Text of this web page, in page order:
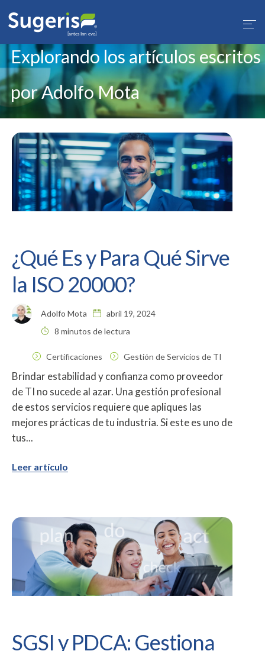
Explorando los artículos escritos
por Adolfo Mota
¿Qué Es y Para Qué Sirve
la ISO 20000?
Adolfo Mota
abril 19, 2024
8 minutos de lectura
Certificaciones Gestión de Servicios de TI
Brindar estabilidad y confianza como proveedor
de TI no sucede al azar. Una gestión profesional
de estos servicios requiere que apliques las
mejores prácticas de tu industria. Si este es uno de
tus...
Leer artículo
SGSI y PDCA: Gestiona